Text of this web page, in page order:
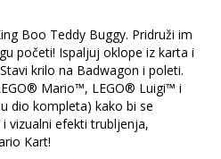
Boo Teddy Buggy. Pridruži im
početi! Ispaljuj oklope iz karta i
krilo na Badwagon i poleti.
Mario™, LEGO® Luigi™ i
dio kompleta) kako bi se
vizualni efekti trubljenja,
Kart!